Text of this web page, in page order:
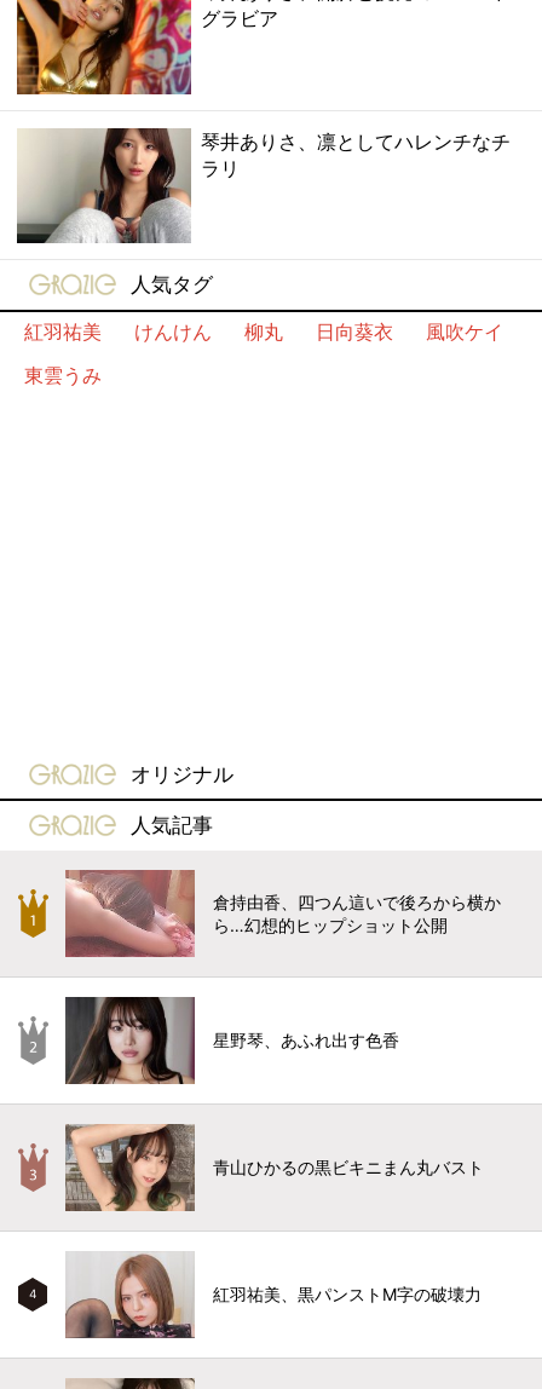
グラビア
琴井ありさ、凛としてハレンチなチ
ラリ
gravure-grazie
人気タグ
紅羽祐美
けんけん 柳丸 日向葵衣
風吹ケイ
東雲うみ
gravure-grazie
オリジナル
gravure-grazie
人気記事
倉持由香、四つん這いで後ろから横か
ら…幻想的ヒップショット公開
星野琴、あふれ出す色香
青山ひかるの黒ビキニまん丸バスト
4 紅羽祐美、黒パンストM字の破壊力